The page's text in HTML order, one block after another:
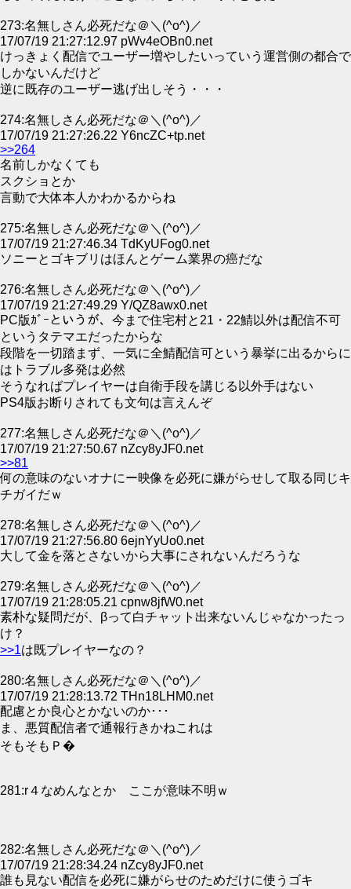
273:名無しさん必死だな＠＼(^o^)／
17/07/19 21:27:12.97 pWv4eOBn0.net
けっきょく配信でユーザー増やしたいっていう運営側の都合で
しかないんだけど
逆に既存のユーザー逃げ出しそう・・・
274:名無しさん必死だな＠＼(^o^)／
17/07/19 21:27:26.22 Y6ncZC+tp.net
>>264
名前しかなくても
スクショとか
言動で大体本人かわかるからね
275:名無しさん必死だな＠＼(^o^)／
17/07/19 21:27:46.34 TdKyUFog0.net
ソニーとゴキブリはほんとゲーム業界の癌だな
276:名無しさん必死だな＠＼(^o^)／
17/07/19 21:27:49.29 Y/QZ8awx0.net
PC版ｶﾞｰというが、今まで住宅村と21・22鯖以外は配信不可
というタテマエだったからな
段階を一切踏まず、一気に全鯖配信可という暴挙に出るからに
はトラブル多発は必然
そうなればプレイヤーは自衛手段を講じる以外手はない
PS4版お断りされても文句は言えんぞ
277:名無しさん必死だな＠＼(^o^)／
17/07/19 21:27:50.67 nZcy8yJF0.net
>>81
何の意味のないオナにー映像を必死に嫌がらせして取る同じキ
チガイだｗ
278:名無しさん必死だな＠＼(^o^)／
17/07/19 21:27:56.80 6ejnYyUo0.net
大して金を落とさないから大事にされないんだろうな
279:名無しさん必死だな＠＼(^o^)／
17/07/19 21:28:05.21 cpnw8jfW0.net
素朴な疑問だが、βって白チャット出来ないんじゃなかったっ
け？
>>1は既プレイヤーなの？
280:名無しさん必死だな＠＼(^o^)／
17/07/19 21:28:13.72 THn18LHM0.net
配慮とか良心とかないのか･･･
ま、悪質配信者で通報行きかねこれは
そもそもＰ�
281:r４なめんなとか ここが意味不明ｗ
282:名無しさん必死だな＠＼(^o^)／
17/07/19 21:28:34.24 nZcy8yJF0.net
誰も見ない配信を必死に嫌がらせのためだけに使うゴキ